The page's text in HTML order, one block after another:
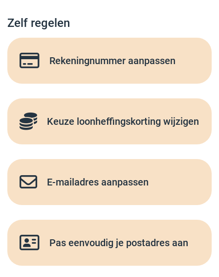
Zelf regelen
Rekeningnummer aanpassen
Keuze loonheffingskorting wijzigen
E-mailadres aanpassen
Pas eenvoudig je postadres aan